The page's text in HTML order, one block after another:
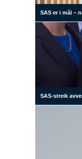
SAS er i mål –
SAS-streik